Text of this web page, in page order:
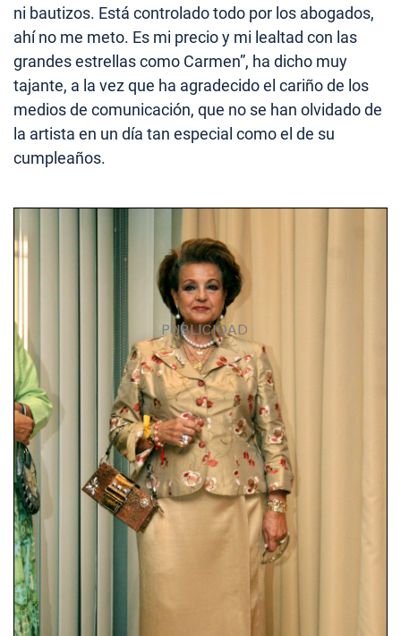
ni bautizos. Está controlado todo por los abogados,
ahí no me meto. Es mi precio y mi lealtad con las
grandes estrellas como Carmen”, ha dicho muy
tajante, a la vez que ha agradecido el cariño de los
medios de comunicación, que no se han olvidado de
la artista en un día tan especial como el de su
cumpleaños.